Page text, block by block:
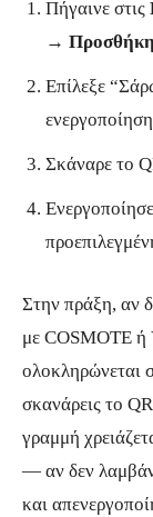
Πήγαινε στις
→
Επίλεξε
Σκάναρε το
Στην πράξη, αν
με COSMOTE ή
ολοκληρώνεται
σκανάρεις το
γραμμή
— αν δεν
και